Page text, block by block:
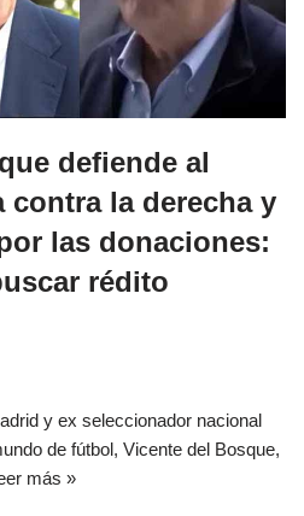
defiende al
contra la derecha y
las donaciones:
rédito
y ex seleccionador nacional
de fútbol, Vicente del Bosque,
más »